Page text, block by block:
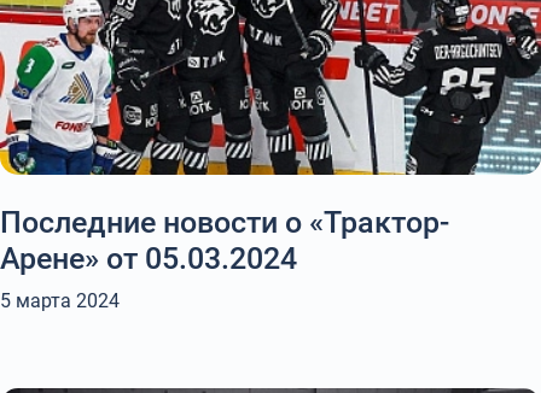
Последние новости о «Трактор-
Арене» от 05.03.2024
5 марта 2024